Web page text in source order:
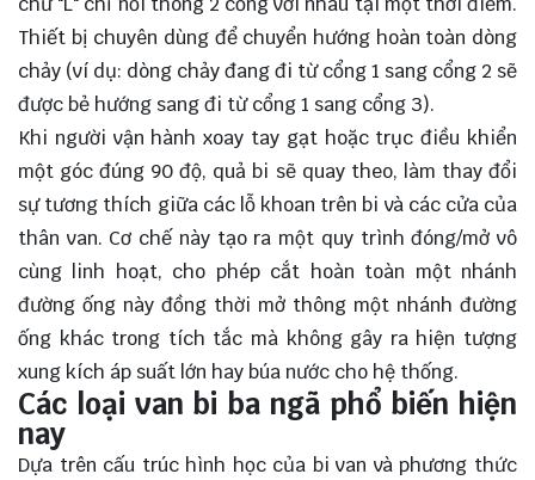
Thiết bị chuyên dùng để chuyển hướng hoàn toàn dòng
chảy (ví dụ: dòng chảy đang đi từ cổng 1 sang cổng 2 sẽ
được bẻ hướng sang đi từ cổng 1 sang cổng 3).
Khi người vận hành xoay tay gạt hoặc trục điều khiển
một góc đúng 90 độ, quả bi sẽ quay theo, làm thay đổi
sự tương thích giữa các lỗ khoan trên bi và các cửa của
thân van. Cơ chế này tạo ra một quy trình đóng/mở vô
cùng linh hoạt, cho phép cắt hoàn toàn một nhánh
đường ống này đồng thời mở thông một nhánh đường
ống khác trong tích tắc mà không gây ra hiện tượng
xung kích áp suất lớn hay búa nước cho hệ thống.
Các loại van bi ba ngã phổ biến hiện
nay
Dựa trên cấu trúc hình học của bi van và phương thức